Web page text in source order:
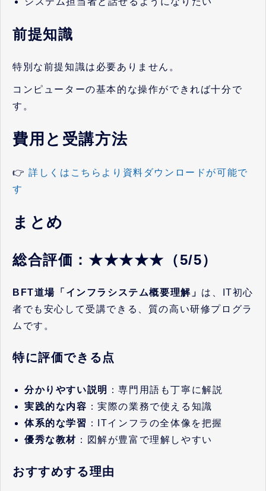
前提知識
特別な前提知識は必要ありません。
コンピューターの基本的な操作ができれば十分で
す。
費用と受講方法
👉詳しくはこちらより資料ダウンロードが可能で
す
まとめ
総合評価：★★★★★（5/5）
BFT道場「インフラシステム概要理解」 は、IT初心
者でも安心して受講できる、質の高い研修プログラ
ムです。
特に評価できる点
分かりやすい説明
：専門用語も丁寧に解説
実践的な内容 ：実際の業務で使える知識
体系的な学習 ：ITインフラの全体像を把握
優秀な教材 ：図解が豊富で理解しやすい
おすすめする理由